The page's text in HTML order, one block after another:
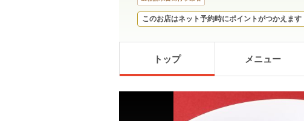
このお店はネット予約時にポイントがつかえます
トップ メニュー